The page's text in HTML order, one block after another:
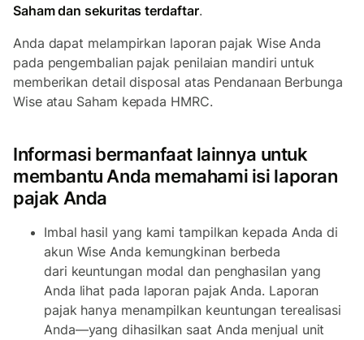
Saham dan sekuritas terdaftar.
Anda dapat melampirkan laporan pajak Wise Anda
pada pengembalian pajak penilaian mandiri untuk
memberikan detail disposal atas Pendanaan Berbunga
Wise atau Saham kepada HMRC.
Informasi bermanfaat lainnya untuk
membantu Anda memahami isi laporan
pajak Anda
Imbal hasil yang kami tampilkan kepada Anda di
akun Wise Anda kemungkinan berbeda
dari keuntungan modal dan penghasilan yang
Anda lihat pada laporan pajak Anda. Laporan
pajak hanya menampilkan keuntungan terealisasi
Anda—yang dihasilkan saat Anda menjual unit